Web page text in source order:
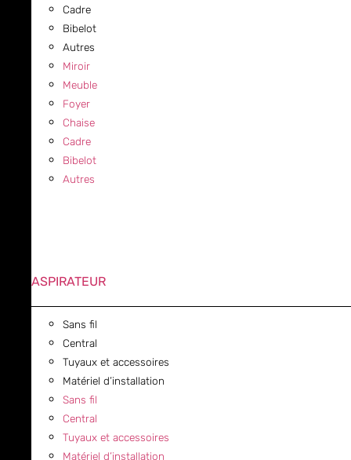
Cadre
Bibelot
Autres
Miroir
Meuble
Foyer
Chaise
Cadre
Bibelot
Autres
ASPIRATEUR
Sans fil
Central
Tuyaux et accessoires
Matériel d’installation
Sans fil
Central
Tuyaux et accessoires
Matériel d’installation